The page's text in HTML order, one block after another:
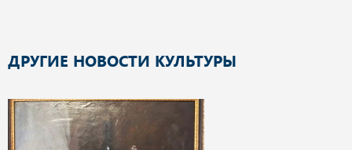
ДРУГИЕ НОВОСТИ КУЛЬТУРЫ